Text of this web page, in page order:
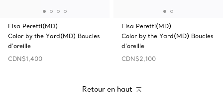
Elsa Peretti(MD)
Color by the Yard(MD) Boucles
d'oreille
CDN$1,400
Elsa Peretti(MD)
Color by the Yard(MD) Boucles
d'oreille
CDN$2,100
Retour en haut